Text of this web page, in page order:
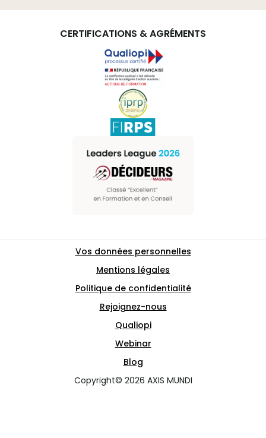
CERTIFICATIONS & AGRÉMENTS
Vos données personnelles
Mentions légales
Politique de confidentialité
Rejoignez-nous
Qualiopi
Webinar
Blog
Copyright© 2026 AXIS MUNDI